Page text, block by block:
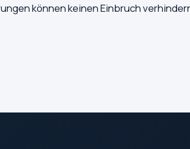
können keinen Einbruch